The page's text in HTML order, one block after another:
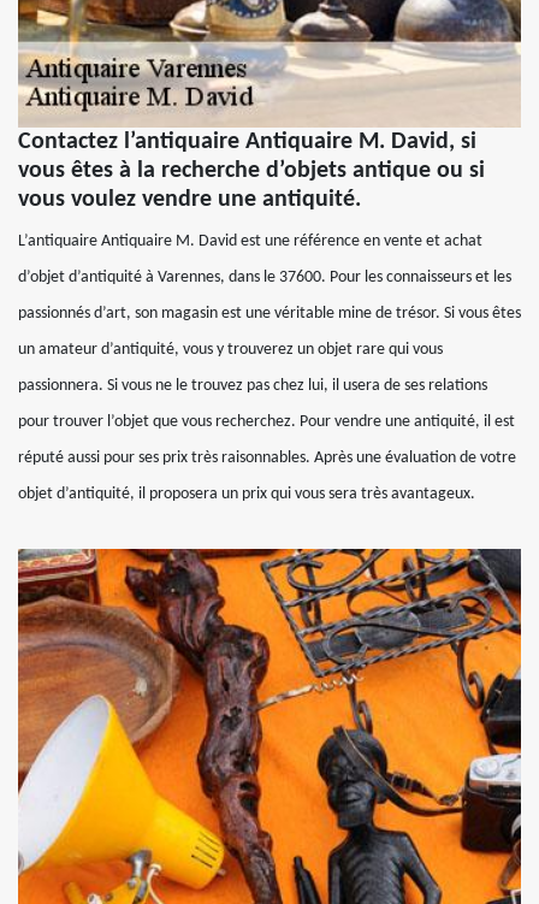
Contactez l’antiquaire Antiquaire M. David, si
vous êtes à la recherche d’objets antique ou si
vous voulez vendre une antiquité.
L’antiquaire Antiquaire M. David est une référence en vente et achat
d’objet d’antiquité à Varennes, dans le 37600. Pour les connaisseurs et les
passionnés d’art, son magasin est une véritable mine de trésor. Si vous êtes
un amateur d’antiquité, vous y trouverez un objet rare qui vous
passionnera. Si vous ne le trouvez pas chez lui, il usera de ses relations
pour trouver l’objet que vous recherchez. Pour vendre une antiquité, il est
réputé aussi pour ses prix très raisonnables. Après une évaluation de votre
objet d’antiquité, il proposera un prix qui vous sera très avantageux.